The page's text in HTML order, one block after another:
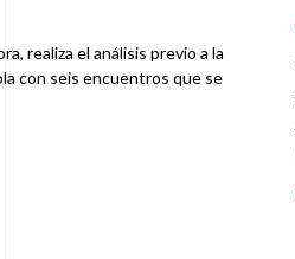
realiza el análisis previo a la
con seis encuentros que se